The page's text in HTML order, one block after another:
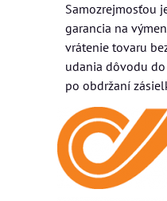
Samozrejmosťou
garancia na
vrátenie tovaru
udania dôvodu
po obdržaní